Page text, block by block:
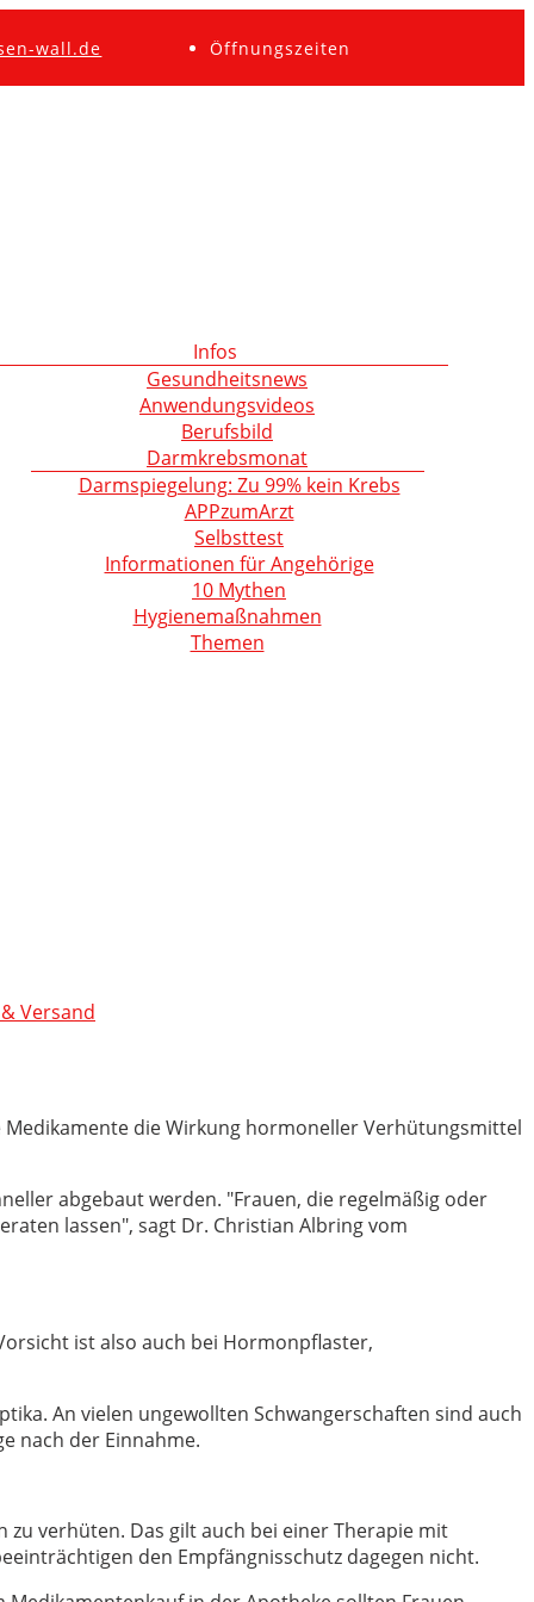
wall.de Öffnungszeiten
Infos
Gesundheitsnews
Anwendungsvideos
Berufsbild
Darmkrebsmonat
Darmspiegelung: Zu 99% kein Krebs
APPzumArzt
Selbsttest
Informationen für Angehörige
10 Mythen
Hygienemaßnahmen
Themen
Versand
die Wirkung hormoneller Verhütungsmittel
abgebaut werden. "Frauen, die regelmäßig oder
lassen", sagt Dr. Christian Albring vom
ist also auch bei Hormonpflaster,
An vielen ungewollten Schwangerschaften sind auch
nach der Einnahme.
verhüten. Das gilt auch bei einer Therapie mit
den Empfängnisschutz dagegen nicht.